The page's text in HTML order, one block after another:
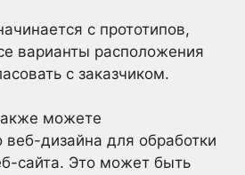
с прототипов,
варианты расположения
с заказчиком.
можете
веб-дизайна для обработки
сайта. Это может быть